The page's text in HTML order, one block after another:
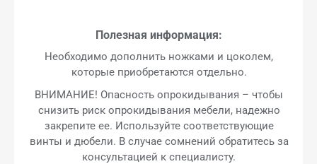
Полезная информация:
Необходимо дополнить ножками и цоколем,
которые приобретаются отдельно.
ВНИМАНИЕ! Опасность опрокидывания – чтобы
снизить риск опрокидывания мебели, надежно
закрепите ее. Используйте соответствующие
винты и дюбели. В случае сомнений обратитесь за
консультацией к специалисту.